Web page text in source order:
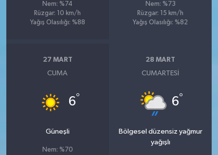
Nem: %74
Rüzgar: 10 km/h
Yağış Olasılığı: %88
Nem: %73
Rüzgar: 15 km/h
Yağış Olasılığı: %82
27 MART
CUMA
6°
Güneşli
Nem: %70
28 MART
CUMARTESI
6°
Bölgesel düzensiz yağmur
yağışlı